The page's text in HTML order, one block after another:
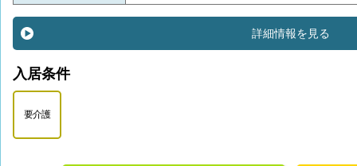
詳細情報を見る
入居条件
要介護